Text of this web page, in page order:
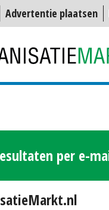
Advertentie plaatsen
per e-